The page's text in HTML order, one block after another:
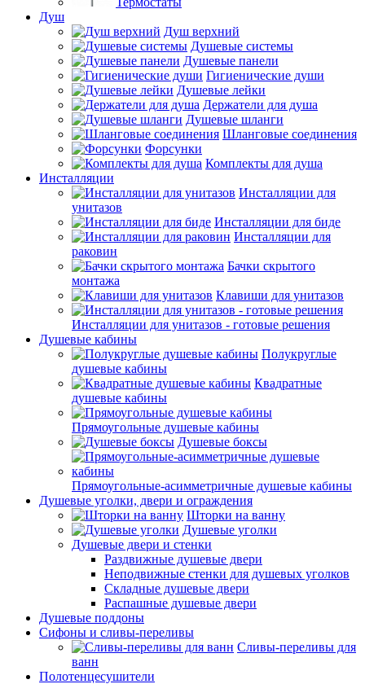
Душ
Душ верхний
Душевые системы
Душевые панели
Гигиенические души
Душевые лейки
Держатели для душа
Душевые шланги
Шланговые соединения
Форсунки
Комплекты для душа
Инсталляции
Инсталляции для
унитазов
Инсталляции для биде
Инсталляции для
раковин
Бачки скрытого
монтажа
Клавиши для унитазов
Инсталляции для унитазов - готовые решения
Душевые кабины
Полукруглые
душевые кабины
Квадратные
душевые кабины
Прямоугольные душевые кабины
Душевые боксы
Прямоугольные-асимметричные душевые кабины
Душевые уголки, двери и ограждения
Шторки на ванну
Душевые уголки
Душевые двери и стенки
Раздвижные душевые двери
Неподвижные стенки для душевых уголков
Складные душевые двери
Распашные душевые двери
Душевые поддоны
Сифоны и сливы-переливы
Сливы-переливы для
ванн
Полотенцесушители